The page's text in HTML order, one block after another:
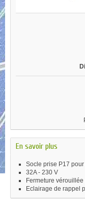
En savoir plus
Socle prise P17
32A - 230 V
Fermeture
Eclairage de rappel